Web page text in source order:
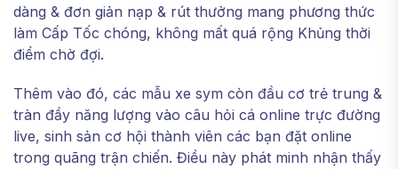
dàng & đơn giản nạp & rút thưởng mang phương thức
làm Cấp Tốc chóng, không mất quá rộng Khủng thời
điểm chờ đợi.
Thêm vào đó, các mẫu xe sym còn đầu cơ trẻ trung &
tràn đầy năng lượng vào câu hỏi cá online trực đường
live, sinh sản cơ hội thành viên các bạn đặt online
trong quãng trận chiến. Điều này phát minh nhận thấy